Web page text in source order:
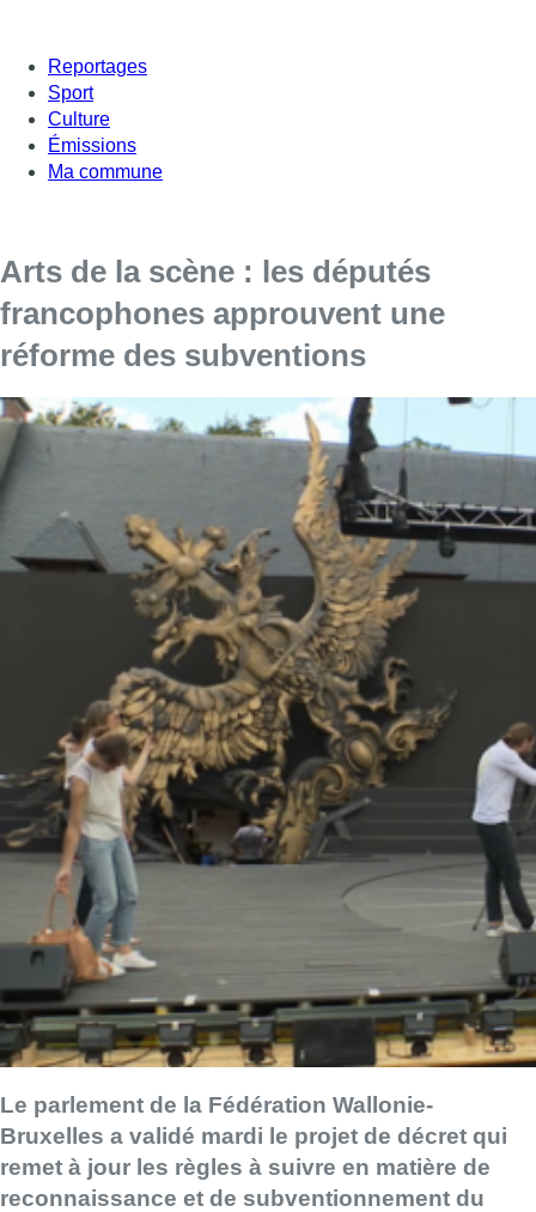
Reportages
Sport
Culture
Émissions
Ma commune
Arts de la scène : les députés
francophones approuvent une
réforme des subventions
Le parlement de la Fédération Wallonie-
Bruxelles a validé mardi le projet de décret qui
remet à jour les règles à suivre en matière de
reconnaissance et de subventionnement du